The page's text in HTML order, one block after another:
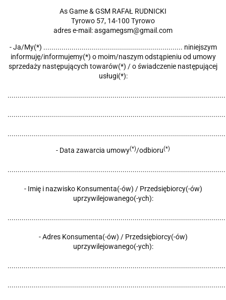
As Game & GSM RAFAŁ RUDNICKI
Tyrowo 57, 14-100 Tyrowo
adres e-mail: asgamegsm@gmail.com
- Ja/My(*) ..................................................................... niniejszym
informuję/informujemy(*) o moim/naszym odstąpieniu od umowy
sprzedaży następujących towarów(*) / o świadczenie następującej
usługi(*):
- Data zawarcia umowy(*)/odbioru(*)
- Imię i nazwisko Konsumenta(-ów) / Przedsiębiorcy(-ów)
uprzywilejowanego(-ych):
- Adres Konsumenta(-ów) / Przedsiębiorcy(-ów)
uprzywilejowanego(-ych):